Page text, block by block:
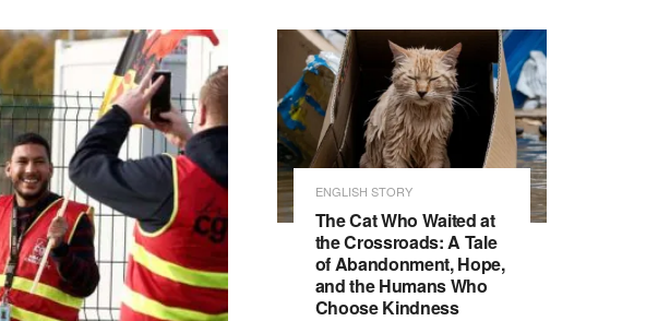
ENGLISH STORY
The Cat Who Waited at
the Crossroads: A Tale
of Abandonment, Hope,
and the Humans Who
Choose Kindness